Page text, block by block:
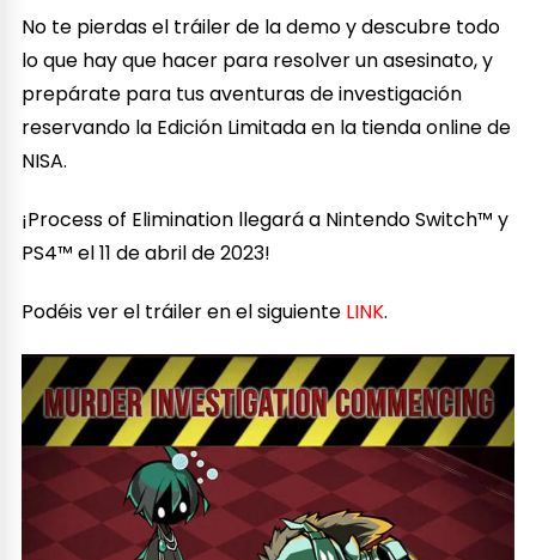
No te pierdas el tráiler de la demo y descubre todo
lo que hay que hacer para resolver un asesinato, y
prepárate para tus aventuras de investigación
reservando la Edición Limitada en la tienda online de
NISA.
¡Process of Elimination llegará a Nintendo Switch™ y
PS4™ el 11 de abril de 2023!
Podéis ver el tráiler en el siguiente LINK.